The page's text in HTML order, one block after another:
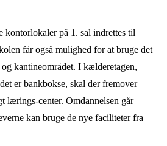
kontorlokaler på 1. sal indrettes til
får også mulighed for at bruge det
kantineområdet. I kælderetagen,
er bankbokse, skal der fremover
lærings-center. Omdannelsen går
kan bruge de nye faciliteter fra